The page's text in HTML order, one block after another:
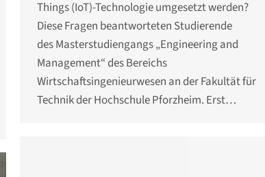
Things (IoT)-Technologie umgesetzt werden?
Diese Fragen beantworteten Studierende
des Masterstudiengangs „Engineering and
Management“ des Bereichs
Wirtschaftsingenieurwesen an der Fakultät für
Technik der Hochschule Pforzheim. Erst…